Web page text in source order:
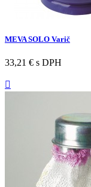
MEVA SOLO Varič
33,21 € s DPH
